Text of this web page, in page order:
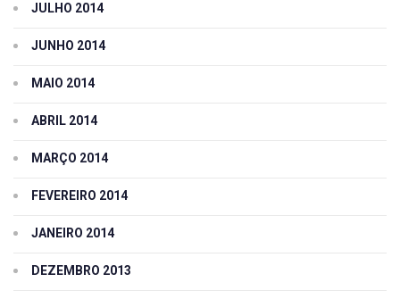
JULHO 2014
JUNHO 2014
MAIO 2014
ABRIL 2014
MARÇO 2014
FEVEREIRO 2014
JANEIRO 2014
DEZEMBRO 2013